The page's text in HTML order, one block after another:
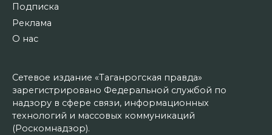
Подписка
Реклама
О нас
Сетевое издание «Таганрогская правда»
зарегистрировано Федеральной службой по
надзору в сфере связи, информационных
технологий и массовых коммуникаций
(Роскомнадзор).